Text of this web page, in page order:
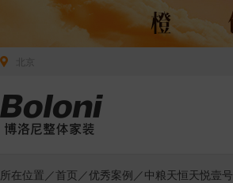
所在位置／首页 ／优秀案例 ／中粮天恒天悦壹号